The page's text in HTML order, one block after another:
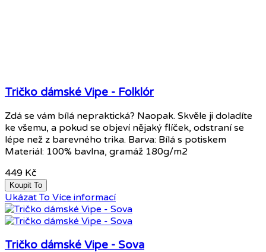
Tričko dámské Vipe - Folklór
Zdá se vám bílá nepraktická? Naopak. Skvěle ji doladíte
ke všemu, a pokud se objeví nějaký flíček, odstraní se
lépe než z barevného trika. Barva: Bílá s potiskem
Materiál: 100% bavlna, gramáž 180g/m2
449 Kč
Koupit To
Ukázat To Více informací
Tričko dámské Vipe - Sova